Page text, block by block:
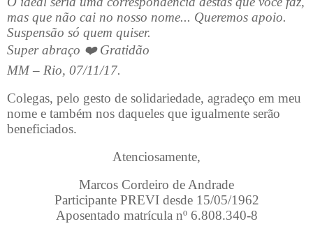
mas que não cai no nosso nome... Queremos apoio.
Suspensão só quem quiser.
Super abraço ❤Gratidão
MM – Rio, 07/11/17.
Colegas, pelo gesto de solidariedade, agradeço em meu
nome e também nos daqueles que igualmente serão
beneficiados.
Atenciosamente,
Marcos Cordeiro de Andrade
Participante PREVI desde 15/05/1962
Aposentado matrícula nº 6.808.340-8